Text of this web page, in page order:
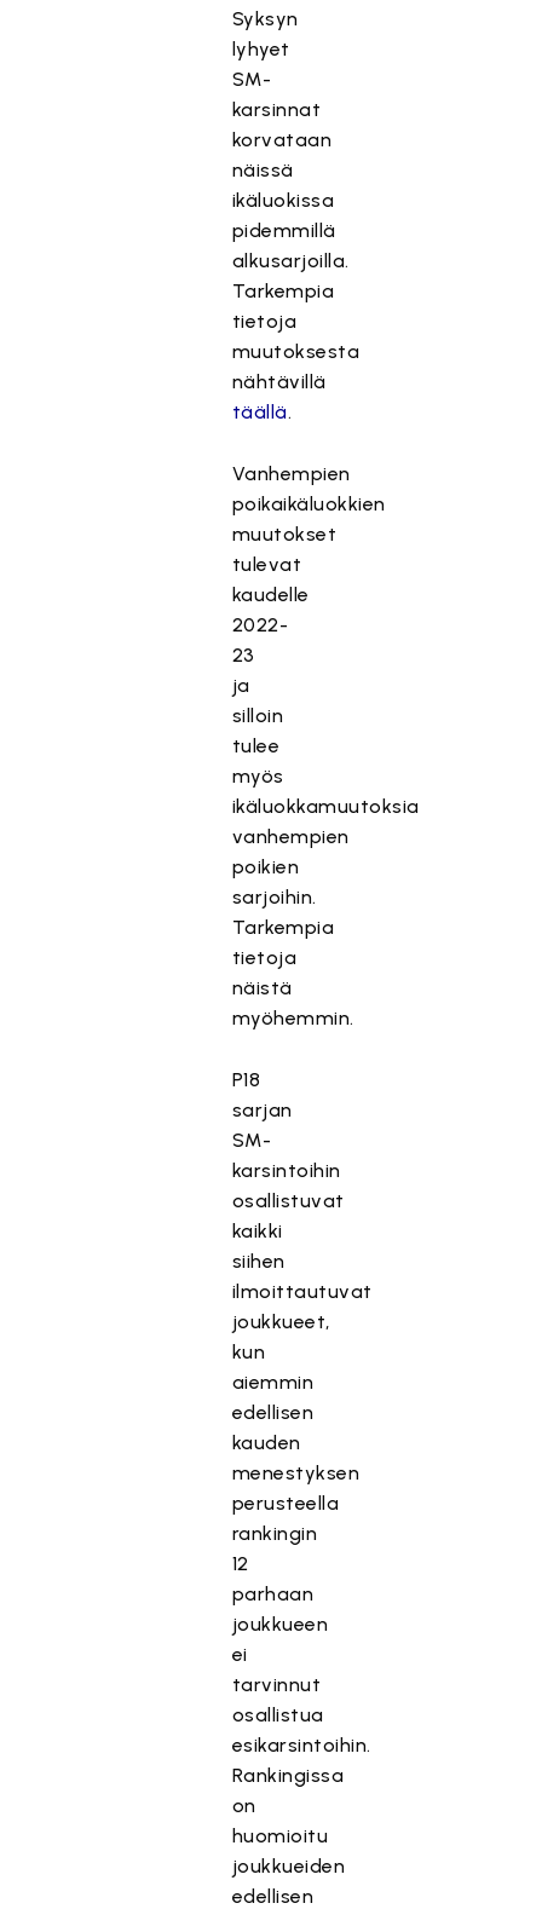
Syksyn
lyhyet
SM-
karsinnat
korvataan
näissä
ikäluokissa
pidemmillä
alkusarjoilla.
Tarkempia
tietoja
muutoksesta
nähtävillä
täällä.
Vanhempien
poikaikäluokkien
muutokset
tulevat
kaudelle
2022-
23
ja
silloin
tulee
myös
ikäluokkamuutoksia
vanhempien
poikien
sarjoihin.
Tarkempia
tietoja
näistä
myöhemmin.
P18
sarjan
SM-
karsintoihin
osallistuvat
kaikki
siihen
ilmoittautuvat
joukkueet,
kun
aiemmin
edellisen
kauden
menestyksen
perusteella
rankingin
12
parhaan
joukkueen
ei
tarvinnut
osallistua
esikarsintoihin.
Rankingissa
on
huomioitu
joukkueiden
edellisen